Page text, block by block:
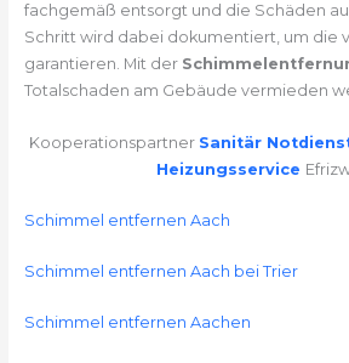
fachgemäß entsorgt und die Schäden
Schritt wird dabei dokumentiert, um die
garantieren. Mit der
Totalschaden am Gebäude vermieden
Kooperationspartner Sanitär
Heizungsservice
Schimmel entfernen Aach
Schimmel entfernen Aach bei Trier
Schimmel entfernen Aachen